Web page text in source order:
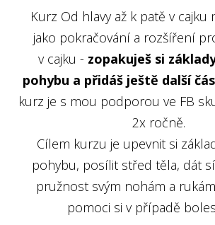
Kurz Od hlavy až k patě v cajku
jako pokračování a rozšíření
v cajku - zopakuješ si
pohybu a přidáš ještě další
kurz je s mou podporou ve FB
2x ročně.
Cílem kurzu je upevnit si
pohybu, posílit střed těla, dát
pružnost svým nohám a
pomoci si v případě